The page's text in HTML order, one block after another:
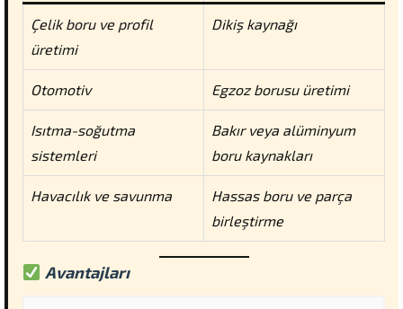
Çelik boru ve profil
üretimi
Dikiş kaynağı
Otomotiv Egzoz borusu üretimi
Isıtma-soğutma
sistemleri
Bakır veya alüminyum
boru kaynakları
Havacılık ve savunma
Hassas boru ve parça
birleştirme
Avantajları